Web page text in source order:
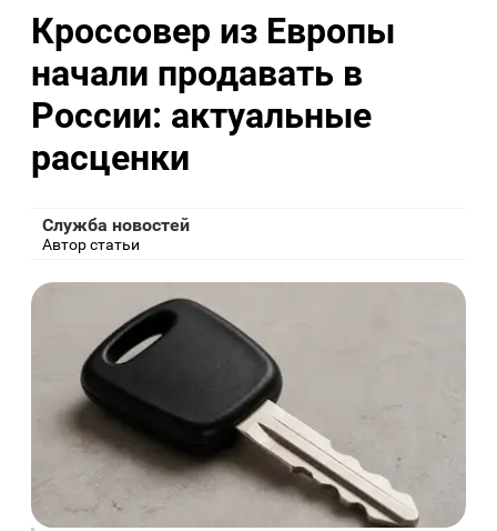
Кроссовер из Европы
начали продавать в
России: актуальные
расценки
Служба новостей
Автор статьи